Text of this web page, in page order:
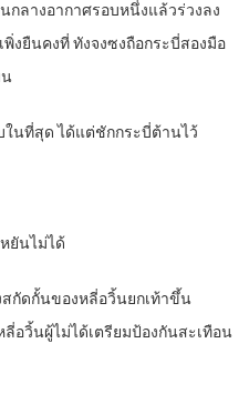
ลางอากาศรอบหนึ่งแล้วร่วงลง
งยืนคงที่ ทังจงซงถือกระบี่สองมือ
นที่สุด ได้แต่ชักกระบี่ต้านไว้
ยันไม่ได้
กัดกั้นของหลี่อวิ้นยกเท้าขึ้น
อวิ้นผู้ไม่ได้เตรียมป้องกันสะเทือน